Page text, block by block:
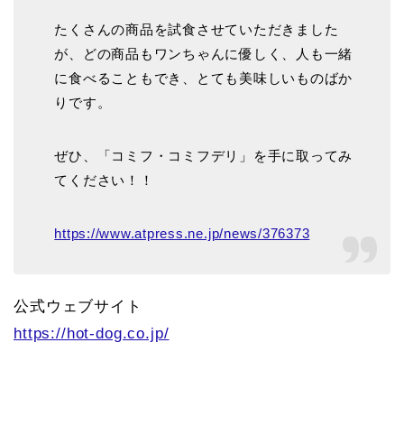
たくさんの商品を試食させていただきました
が、どの商品もワンちゃんに優しく、人も一緒
に食べることもでき、とても美味しいものばか
りです。
ぜひ、「コミフ・コミフデリ」を手に取ってみ
てください！！
https://www.atpress.ne.jp/news/376373
公式ウェブサイト
https://hot-dog.co.jp/